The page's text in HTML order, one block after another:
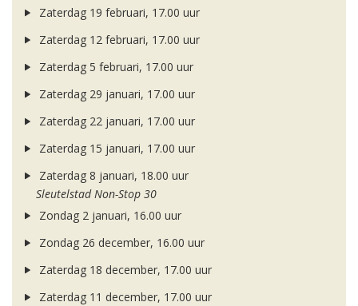
Zaterdag 19 februari, 17.00 uur
Zaterdag 12 februari, 17.00 uur
Zaterdag 5 februari, 17.00 uur
Zaterdag 29 januari, 17.00 uur
Zaterdag 22 januari, 17.00 uur
Zaterdag 15 januari, 17.00 uur
Zaterdag 8 januari, 18.00 uur
Sleutelstad Non-Stop 30
Zondag 2 januari, 16.00 uur
Zondag 26 december, 16.00 uur
Zaterdag 18 december, 17.00 uur
Zaterdag 11 december, 17.00 uur